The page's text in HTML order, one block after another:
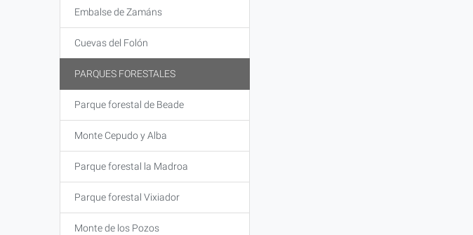
Embalse de Zamáns
Cuevas del Folón
PARQUES FORESTALES
Parque forestal de Beade
Monte Cepudo y Alba
Parque forestal la Madroa
Parque forestal Vixiador
Monte de los Pozos